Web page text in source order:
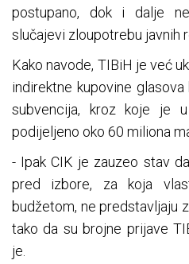
postupano, dok i dalje
slučajevi zloupotrebu javnih
Kako navode, TIBiH je već
indirektne kupovine
subvencija, kroz koje je
podijeljeno oko 60 miliona
- Ipak CIK je zauzeo stav
pred izbore, za koja
budžetom, ne predstavljaju
tako da su brojne prijave
je.